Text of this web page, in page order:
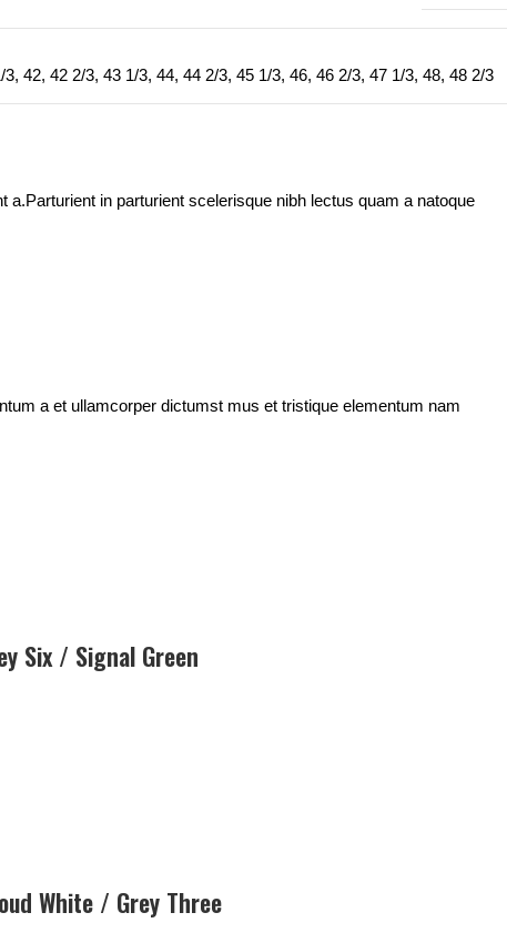
3, 42, 42 2/3, 43 1/3, 44, 44 2/3, 45 1/3, 46, 46 2/3, 47 1/3, 48, 48 2/3
in parturient scelerisque nibh lectus quam a natoque
a et ullamcorper dictumst mus et tristique elementum nam
Six / Signal Green
White / Grey Three